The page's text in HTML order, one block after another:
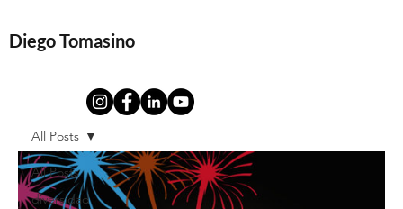
Diego Tomasino
All Posts
diversidad
All Posts